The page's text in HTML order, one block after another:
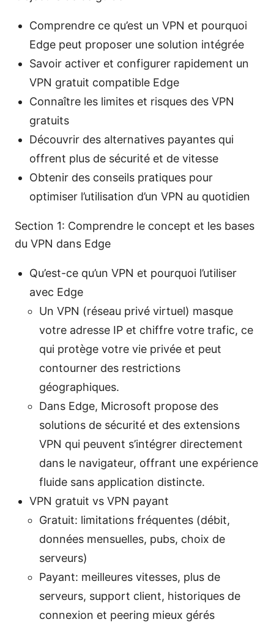
Comprendre ce qu’est un VPN et pourquoi
Edge peut proposer une solution intégrée
Savoir activer et configurer rapidement un
VPN gratuit compatible Edge
Connaître les limites et risques des VPN
gratuits
Découvrir des alternatives payantes qui
offrent plus de sécurité et de vitesse
Obtenir des conseils pratiques pour
optimiser l’utilisation d’un VPN au quotidien
Section 1: Comprendre le concept et les bases
du VPN dans Edge
Qu’est-ce qu’un VPN et pourquoi l’utiliser
avec Edge
Un VPN (réseau privé virtuel) masque
votre adresse IP et chiffre votre trafic, ce
qui protège votre vie privée et peut
contourner des restrictions
géographiques.
Dans Edge, Microsoft propose des
solutions de sécurité et des extensions
VPN qui peuvent s’intégrer directement
dans le navigateur, offrant une expérience
fluide sans application distincte.
VPN gratuit vs VPN payant
Gratuit: limitations fréquentes (débit,
données mensuelles, pubs, choix de
serveurs)
Payant: meilleures vitesses, plus de
serveurs, support client, historiques de
connexion et peering mieux gérés